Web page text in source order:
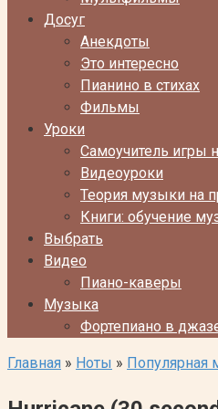
Досуг
Анекдоты
Это интересно
Пианино в стихах
Фильмы
Уроки
Самоучитель игры
Видеоуроки
Теория музыки на
Книги: обучение
Выбрать
Видео
Пиано-каверы
Музыка
Фортепиано в
Главная » Ноты » Популярная